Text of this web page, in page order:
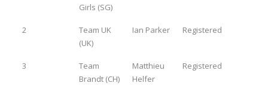
Girls (SG)
2
Team UK
(UK)
Ian Parker Registered
3
Team
Brandt (CH)
Matthieu
Helfer
Registered